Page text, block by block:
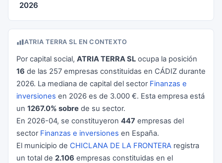
2026
ATRIA TERRA SL EN CONTEXTO
Por capital social, ATRIA TERRA SL ocupa la posición
16 de las 257 empresas constituidas en CÁDIZ durante
2026. La mediana de capital del sector Finanzas e
inversiones en 2026 es de 3.000 €. Esta empresa está
un 1267.0% sobre de su sector.
En 2026-04, se constituyeron 447 empresas del
sector Finanzas e inversiones en España.
El municipio de CHICLANA DE LA FRONTERA registra
un total de 2.106 empresas constituidas en el